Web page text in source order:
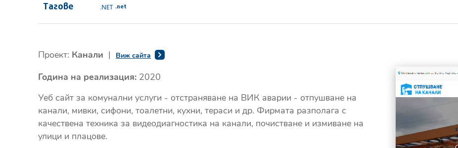
Тагове .net
Проект: Канали | Виж сайта
Година на реализация: 2020
Уеб сайт за комунални услуги - отстраняване на ВИК аварии - отпушване на
канали, мивки, сифони, тоалетни, кухни, тераси и др. Фирмата разполага с
качествена техника за видеодиагностика на канали, почистване и измиване на
улици и плацове.